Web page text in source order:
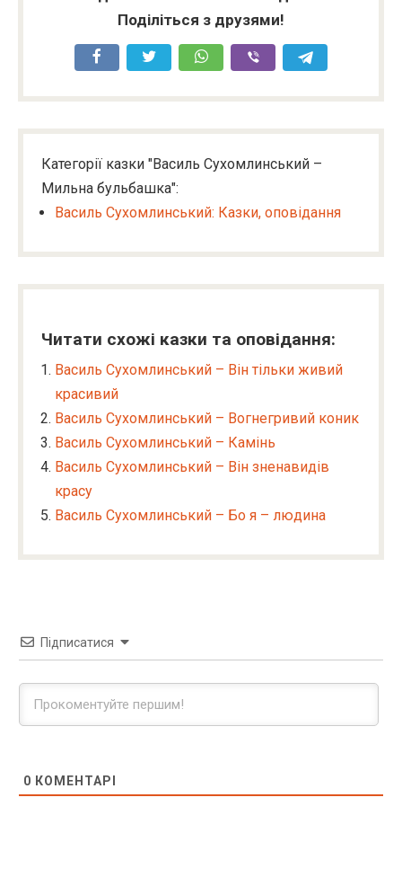
Поділіться з друзями!
Категорії казки "Василь Сухомлинський –
Мильна бульбашка":
Василь Сухомлинський: Казки, оповідання
Читати схожі казки та оповідання:
Василь Сухомлинський – Він тільки живий
красивий
Василь Сухомлинський – Вогнегривий коник
Василь Сухомлинський – Камінь
Василь Сухомлинський – Він зненавидів
красу
Василь Сухомлинський – Бо я – людина
Підписатися
0 КОМЕНТАРІ